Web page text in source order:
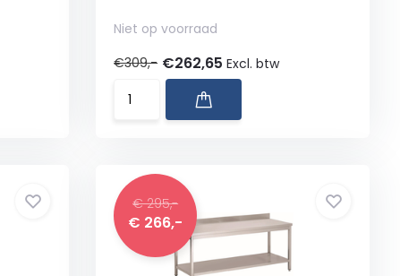
Niet op voorraad
€309,- €262,65Excl. btw
€ 295,-
€ 266,-